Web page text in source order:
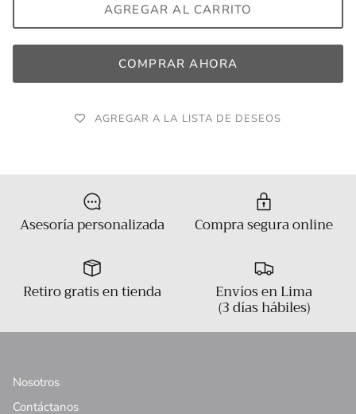
AGREGAR AL CARRITO
COMPRAR AHORA
AGREGAR A LA LISTA DE DESEOS
Asesoría personalizada Compra segura online
Retiro gratis en tienda Envíos en Lima
(3 días hábiles)
Nosotros
Contáctanos